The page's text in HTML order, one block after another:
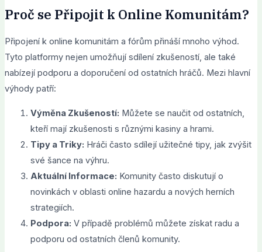
Proč se Připojit k Online Komunitám?
Připojení k online komunitám a fórům přináší mnoho výhod.
Tyto platformy nejen umožňují sdílení zkušeností, ale také
nabízejí podporu a doporučení od ostatních hráčů. Mezi hlavní
výhody patří:
Výměna Zkušeností: Můžete se naučit od ostatních,
kteří mají zkušenosti s různými kasiny a hrami.
Tipy a Triky: Hráči často sdílejí užitečné tipy, jak zvýšit
své šance na výhru.
Aktuální Informace: Komunity často diskutují o
novinkách v oblasti online hazardu a nových herních
strategiích.
Podpora: V případě problémů můžete získat radu a
podporu od ostatních členů komunity.